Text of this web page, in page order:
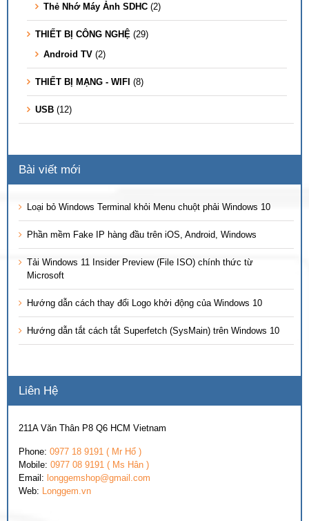
Thẻ Nhớ Máy Ảnh SDHC (2)
THIẾT BỊ CÔNG NGHỆ (29)
Android TV (2)
THIẾT BỊ MẠNG - WIFI (8)
USB (12)
Bài viết mới
Loại bỏ Windows Terminal khỏi Menu chuột phải Windows 10
Phần mềm Fake IP hàng đầu trên iOS, Android, Windows
Tải Windows 11 Insider Preview (File ISO) chính thức từ
Microsoft
Hướng dẫn cách thay đổi Logo khởi động của Windows 10
Hướng dẫn tắt cách tắt Superfetch (SysMain) trên Windows 10
Liên Hệ
211A Văn Thân P8 Q6 HCM Vietnam
Phone: 0977 18 9191 ( Mr Hổ )
Mobile: 0977 08 9191 ( Ms Hân )
Email: longgemshop@gmail.com
Web: Longgem.vn